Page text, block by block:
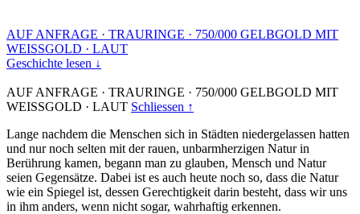
AUF ANFRAGE · TRAURINGE · 750/000 GELBGOLD MIT
WEISSGOLD · LAUT
Geschichte lesen ↓
AUF ANFRAGE · TRAURINGE · 750/000 GELBGOLD MIT
WEISSGOLD · LAUT Schliessen ↑
Lange nachdem die Menschen sich in Städten niedergelassen hatten
und nur noch selten mit der rauen, unbarmherzigen Natur in
Berührung kamen, begann man zu glauben, Mensch und Natur
seien Gegensätze. Dabei ist es auch heute noch so, dass die Natur
wie ein Spiegel ist, dessen Gerechtigkeit darin besteht, dass wir uns
in ihm anders, wenn nicht sogar, wahrhaftig erkennen.